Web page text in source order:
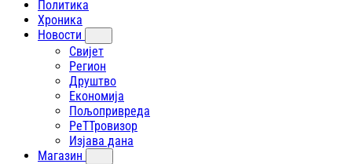
Политика
Хроника
Новости
Свијет
Регион
Друштво
Економија
Пољопривреда
РеТТровизор
Изјава дана
Магазин